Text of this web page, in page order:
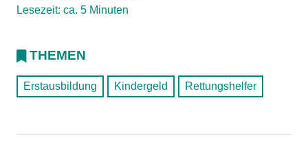
Lesezeit: ca. 5 Minuten
THEMEN
Erstausbildung Kindergeld Rettungshelfer